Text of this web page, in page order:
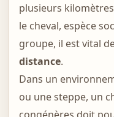
plusieurs
le cheval, espèce
groupe, il est vital
distance.
Dans un
ou une steppe, un
congénères doit